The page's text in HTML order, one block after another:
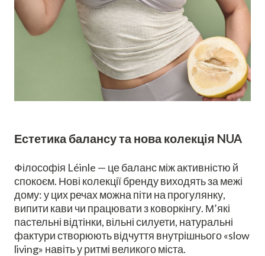
Естетика балансу та нова колекція NUA
Філософія Léinle — це баланс між активністю й
спокоєм. Нові колекції бренду виходять за межі
дому: у цих речах можна піти на прогулянку,
випити кави чи працювати з коворкінгу. М’які
пастельні відтінки, вільні силуети, натуральні
фактури створюють відчуття внутрішнього «slow
living» навіть у ритмі великого міста.